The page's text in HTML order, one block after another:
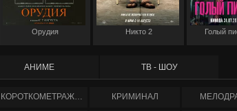
Орудия Никто 2 Голый
АНИМЕ ТВ - ШОУ
КОРОТКОМЕТРАЖНЫЕ КРИМИНАЛ